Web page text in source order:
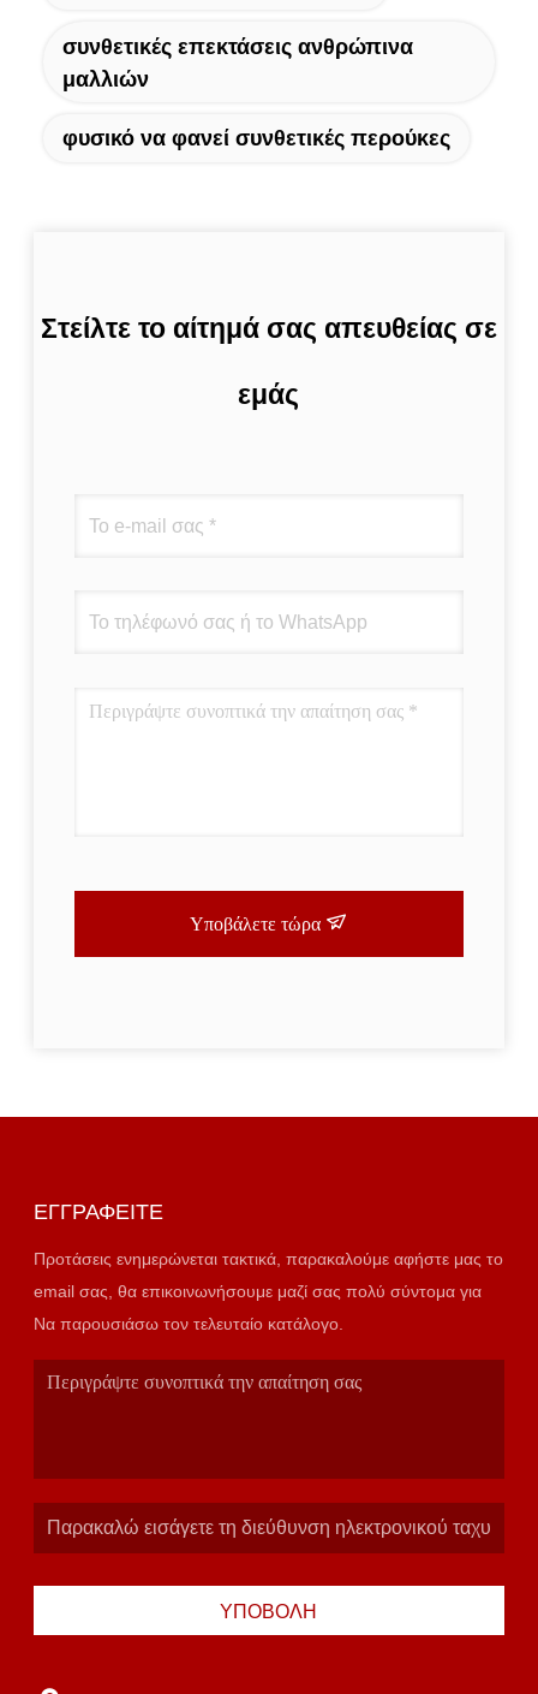
συνθετικές επεκτάσεις ανθρώπινα
μαλλιών
φυσικό να φανεί συνθετικές περούκες
Στείλτε το αίτημά σας απευθείας σε
εμάς
Υποβάλετε τώρα
ΕΓΓΡΑΦΕΊΤΕ
Προτάσεις ενημερώνεται τακτικά, παρακαλούμε αφήστε μας το
email σας, θα επικοινωνήσουμε μαζί σας πολύ σύντομα για
Να παρουσιάσω τον τελευταίο κατάλογο.
ΥΠΟΒΟΛΉ